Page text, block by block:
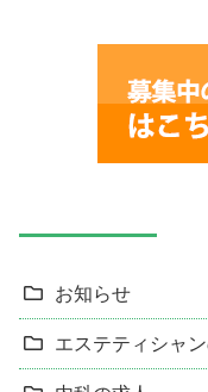
お知らせ
エステティシャン